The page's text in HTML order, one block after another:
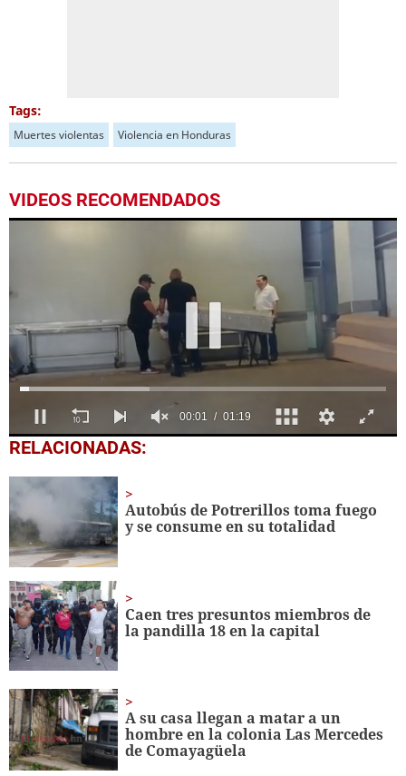
Tags:
Muertes violentas Violencia en Honduras
VIDEOS RECOMENDADOS
0
seconds
minute,
19
seconds
RELACIONADAS:
Autobús de Potrerillos toma fuego
y se consume en su totalidad
Caen tres presuntos miembros de
la pandilla 18 en la capital
A su casa llegan a matar a un
hombre en la colonia Las Mercedes
de Comayagüela